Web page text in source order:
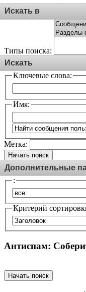
Искать в
Типы поиска:
Искать
Ключевые слова:
Имя:
Метка:
Начать поиск
Дополнительные
:
Критерий
Антиспам:
Начать поиск